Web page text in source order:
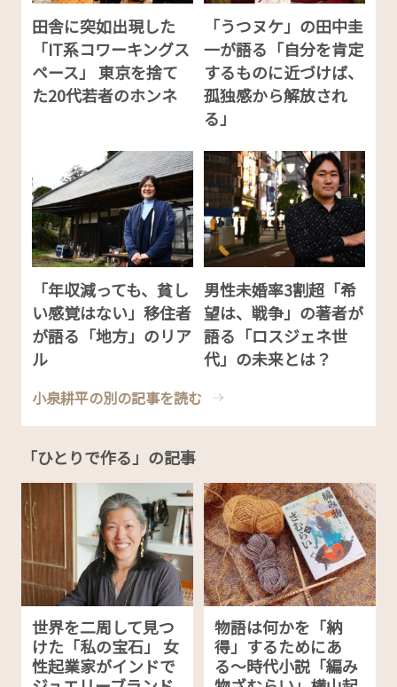
田舎に突如出現した
「IT系コワーキングス
ペース」 東京を捨て
た20代若者のホンネ
「うつヌケ」の田中圭
一が語る「自分を肯定
するものに近づけば、
孤独感から解放され
る」
「年収減っても、貧し
い感覚はない」移住者
が語る「地方」のリア
ル
男性未婚率3割超「希
望は、戦争」の著者が
語る「ロスジェネ世
代」の未来とは？
小泉耕平の別の記事を読む
「ひとりで作る」の記事
世界を二周して見つ
けた「私の宝石」 女
性起業家がインドで
物語は何かを「納
得」するためにあ
る〜時代小説「編み